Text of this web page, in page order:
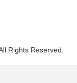
Rights Reserved.